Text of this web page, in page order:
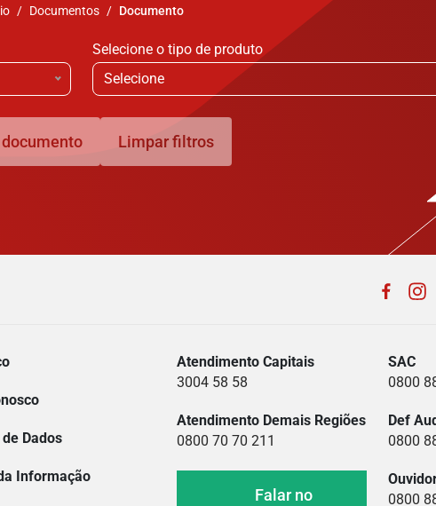
Documentos Documento
Selecione o tipo de produto
Selecione
Limpar filtros
Dados
Informação
Atendimento Capitais
3004 58 58
Atendimento Demais Regiões
0800 70 70 211
Falar no
SAC
0800
Def
0800
0800